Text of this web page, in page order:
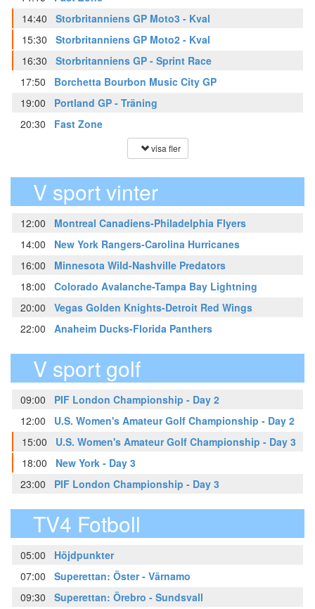
14:40
Storbritanniens GP Moto3 - Kval
15:30
Storbritanniens GP Moto2 - Kval
16:30
Storbritanniens GP - Sprint Race
17:50
Borchetta Bourbon Music City GP
19:00
Portland GP - Träning
20:30
Fast Zone
visa fler
V sport vinter
12:00
Montreal Canadiens-Philadelphia Flyers
14:00
New York Rangers-Carolina Hurricanes
16:00
Minnesota Wild-Nashville Predators
18:00
Colorado Avalanche-Tampa Bay Lightning
20:00
Vegas Golden Knights-Detroit Red Wings
22:00
Anaheim Ducks-Florida Panthers
V sport golf
09:00
PIF London Championship - Day 2
12:00
U.S. Women's Amateur Golf Championship - Day 2
15:00
U.S. Women's Amateur Golf Championship - Day 3
18:00
New York - Day 3
23:00
PIF London Championship - Day 3
TV4 Fotboll
05:00
Höjdpunkter
07:00
Superettan: Öster - Värnamo
09:30
Superettan: Örebro - Sundsvall